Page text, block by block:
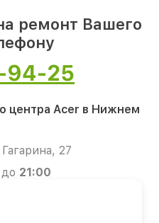
ремонт Вашего
94-25
центра Acer в Нижнем
27
до 21:00